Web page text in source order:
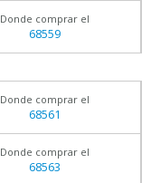
Donde comprar el
68559
Donde comprar el
68561
Donde comprar el
68563